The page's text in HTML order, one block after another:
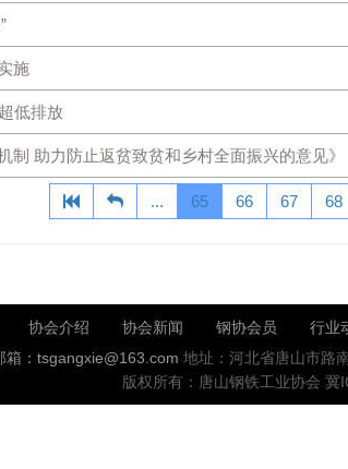
施
低排放
助力防止返贫致贫和乡村全面振兴的意见》
... 65 66 67 68
协会介绍 协会新闻 钢协会员 行业
箱：tsgangxie@163.com 地址：河北省唐山市路
版权所有：唐山钢铁工业协会 冀